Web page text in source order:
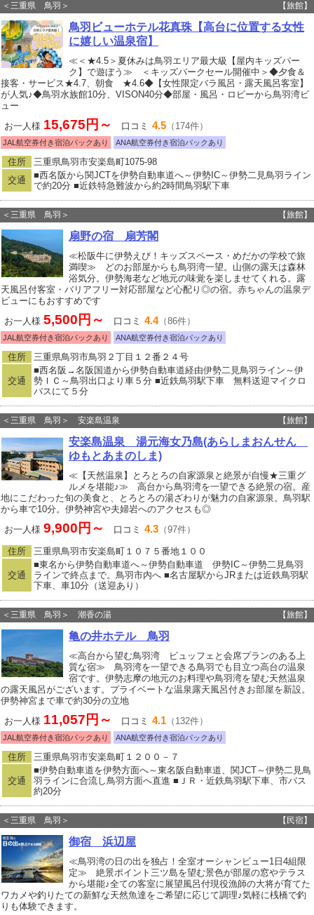
＜三重県 鳥羽＞ 【旅館】
鳥羽ビューホテル花真珠【高台に位置する女性
に嬉しい温泉宿】
≪＜★4.5＞夏休みは鳥羽エリア最大級【屋内キッズパー
ク】で遊ぼう≫ ＜キッズパークセール開催中＞◆夕食＆
接客・サービス★4.7、朝食 ★4.6◆【女性限定バラ風呂・露天風呂客室】
が人気♪◆鳥羽水族館10分、VISON40分◆部屋・風呂・ロビーから鳥羽湾ビ
ュー
お一人様 15,675円～ 口コミ 4.5 （174件）
JAL航空券付き宿泊パックあり ANA航空券付き宿泊パックあり
住所
三重県鳥羽市安楽島町1075-98
交通
■西名阪から関JCTを伊勢自動車道へ～伊勢IC～伊勢二見鳥羽ライン
で約20分 ■近鉄特急難波から約2時間鳥羽駅下車
＜三重県 鳥羽＞ 【旅館】
扇野の宿 扇芳閣
≪松阪牛に伊勢えび！キッズスペース・めだかの学校で旅
満喫≫ どのお部屋からも鳥羽湾一望。山側の露天は森林
浴気分。伊勢海老など地元の味覚を楽しませてくれる。露
天風呂付客室・バリアフリー対応部屋など心配り◎の宿。赤ちゃんの温泉デ
ビューにもおすすめです
お一人様 5,500円～ 口コミ 4.4（86件）
JAL航空券付き宿泊パックあり ANA航空券付き宿泊パックあり
住所 三重県鳥羽市鳥羽２丁目１２番２４号
交通
■西名阪→名阪国道から伊勢自動車道経由伊勢二見鳥羽ライン～伊
勢ＩＣ～鳥羽出口より車５分 ■近鉄鳥羽駅下車 無料送迎マイクロ
バスにて５分
＜三重県 鳥羽＞ 安楽島温泉 【旅館】
安楽島温泉 湯元海女乃島(あらしまおんせん
ゆもとあまのしま)
≪【天然温泉】とろとろの自家源泉と絶景が自慢★三重グ
ルメを堪能♪≫ 高台から鳥羽湾を一望できる絶景の宿。産
地にこだわった旬の美食と、とろとろの湯ざわりが魅力の自家源泉。鳥羽駅
から車で10分。伊勢神宮や夫婦岩へのアクセスも◎
お一人様 9,900円～ 口コミ 4.3 （97件）
住所 三重県鳥羽市安楽島町１０７５番地１００
交通
■東名から伊勢自動車道へ～伊勢自動車道 伊勢IC～伊勢二見鳥羽
ラインで終点まで。鳥羽市内へ ■名古屋駅からJRまたは近鉄鳥羽駅
下車、車10分（送迎あり）
＜三重県 鳥羽＞ 潮香の湯 【旅館】
亀の井ホテル 鳥羽
≪高台から望む鳥羽湾 ビュッフェと会席プランのある上
質な宿≫ 鳥羽湾を一望できる鳥羽でも目立つ高台の温泉
宿です。伊勢志摩の地元のお料理や鳥羽湾を望む天然温泉
の露天風呂がございます。プライベートな温泉露天風呂付きお部屋を新設。
伊勢神宮まで車で約30分の立地
お一人様 11,057円～ 口コミ 4.1 （132件）
JAL航空券付き宿泊パックあり ANA航空券付き宿泊パックあり
住所 三重県鳥羽市安楽島町１２００－７
交通
■伊勢自動車道を伊勢方面へ～東名阪自動車道、関JCT～伊勢二見鳥
羽ラインに合流し鳥羽方面へ直進 ■ＪＲ・近鉄鳥羽駅下車、市バス
約20分
＜三重県 鳥羽＞ 【民宿】
御宿 浜辺屋
≪鳥羽湾の日の出を独占！全室オーシャンビュー1日4組限
定≫ 絶景ポイント三ツ島を望む景色が部屋の窓やテラス
から堪能♪全ての客室に展望風呂付現役漁師の大将が育てた
ワカメや釣りたての新鮮な天然魚達をご希望に応じて調理♪気軽に桟橋で釣
りも体験できます。